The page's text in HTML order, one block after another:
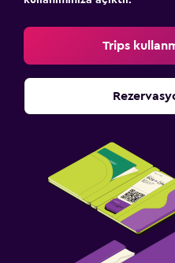
Trips